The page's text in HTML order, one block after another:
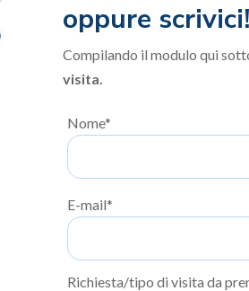
oppure scrivici!
Compilando il modulo qui
visita.
Nome*
E-mail*
Richiesta/tipo di visita da